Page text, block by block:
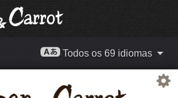
Todos os 69 idiomas